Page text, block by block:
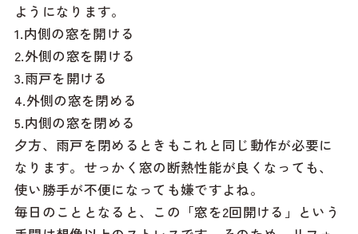
ようになります。
1.内側の窓を開ける
2.外側の窓を開ける
3.雨戸を開ける
4.外側の窓を閉める
5.内側の窓を閉める
夕方、雨戸を閉めるときもこれと同じ動作が必要に
なります。せっかく窓の断熱性能が良くなっても、
使い勝手が不便になっても嫌ですよね。
毎日のこととなると、この「窓を2回開ける」という